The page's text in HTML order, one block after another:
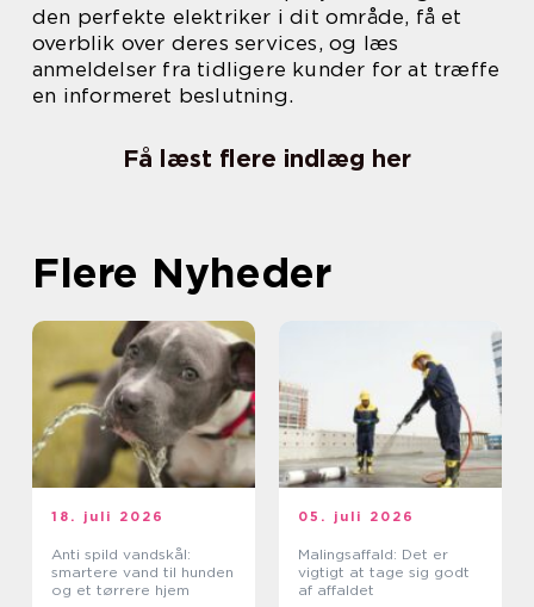
den perfekte elektriker i dit område, få et
overblik over deres services, og læs
anmeldelser fra tidligere kunder for at træffe
en informeret beslutning.
Få læst flere indlæg her
Flere Nyheder
18. juli 2026
Anti spild vandskål:
smartere vand til hunden
og et tørrere hjem
05. juli 2026
Malingsaffald: Det er
vigtigt at tage sig godt
af affaldet